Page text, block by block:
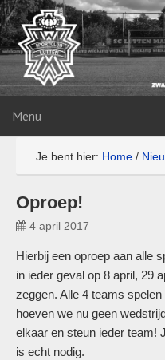
Menu
Je bent hier: Home /
Oproep!
4 april 2017
Hierbij een oproep aan alle
in ieder geval op 8 april, 29
zeggen. Alle 4 teams
hoeven we nu geen
elkaar en steun ieder team!
is echt nodig.